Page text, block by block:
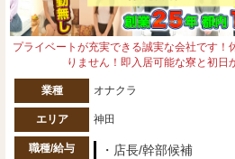
プライベートが充実できる誠実な会社です！
りません！即入居可能な寮と初日
業種 オナクラ
エリア 神田
職種/給与 ・店長/幹部候補